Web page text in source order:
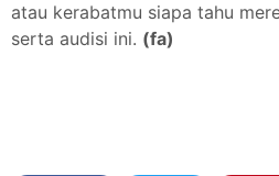
atau kerabatmu siapa tahu
serta audisi ini. (fa)